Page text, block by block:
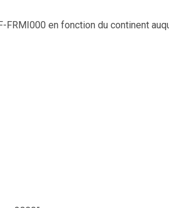
en fonction du continent